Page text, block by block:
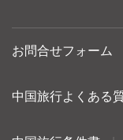
お問合せフォーム
中国旅行よくある